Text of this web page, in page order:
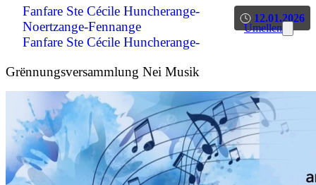
Fanfare Ste Cécile Huncherange-
Noertzange-Fennange
Fanfare Ste Cécile Huncherange-
Umellen
Grënnungsversammlung Nei Musik
12.01.2026